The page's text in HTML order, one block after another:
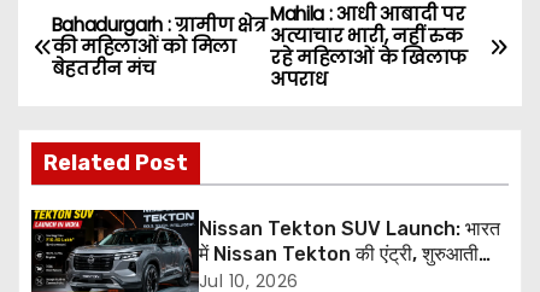
P
o
t
n
a
Mahila : आधी आबादी पर
अत्याचार भारी, नहीं रुक
रहे महिलाओं के खिलाफ
अपराध
Bahadurgarh : ग्रामीण क्षेत्र
की महिलाओं को मिला
बेहतरीन मंच
Related Post
Nissan Tekton SUV Launch: भारत
में Nissan Tekton की एंट्री, शुरुआती
कीमत ₹10.49 लाख, 20 जुलाई से डिलीवरी
Jul 10, 2026